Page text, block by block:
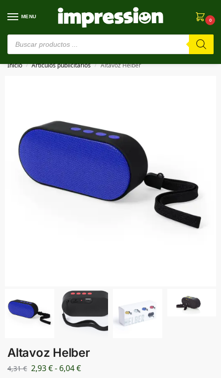
MENU
0
⚠️ Estamos en pruebas. Si algo falla, ¡Perdón!⚠️
Inicio / Artículos publicitarios / Altavoz Helber
Altavoz Helber
4,31€ 2,93€- 6,04€